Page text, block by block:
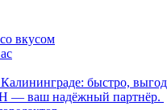
вкусом
быстро,
— ваш надёжный партнёр.